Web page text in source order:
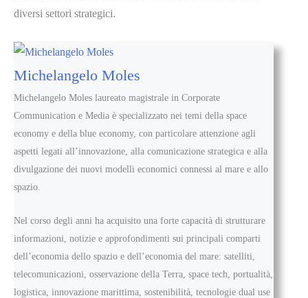
diversi settori strategici.
Michelangelo Moles
Michelangelo Moles laureato magistrale in Corporate
Communication e Media è specializzato nei temi della space
economy e della blue economy, con particolare attenzione agli
aspetti legati all’innovazione, alla comunicazione strategica e alla
divulgazione dei nuovi modelli economici connessi al mare e allo
spazio.
Nel corso degli anni ha acquisito una forte capacità di strutturare
informazioni, notizie e approfondimenti sui principali comparti
dell’economia dello spazio e dell’economia del mare: satelliti,
telecomunicazioni, osservazione della Terra, space tech, portualità,
logistica, innovazione marittima, sostenibilità, tecnologie dual use